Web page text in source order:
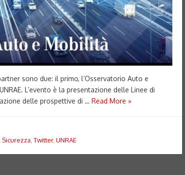
sono due: il primo, l’Osservatorio Auto e
L’evento è la presentazione delle Linee di
delle prospettive di … Read More »
Sicurezza, Twitter, UNRAE